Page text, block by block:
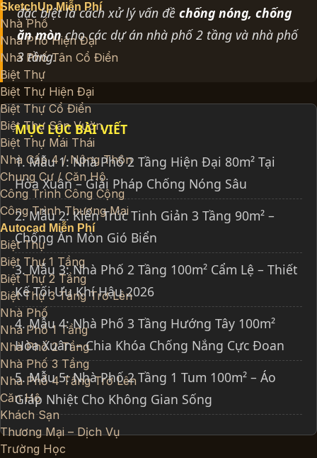
SketchUp Miễn Phí
Nhà Phố
Nhà Phố Hiện Đại
Nhà Phố Tân Cổ Điển
Biệt Thự
Biệt Thự Hiện Đại
Biệt Thự Cổ Điển
Biệt Thự Sân Vườn
Biệt Thự Mái Thái
Nhà Cấp 4 / Nông Thôn
Chung Cư / Căn Hộ
Công Trình Công Cộng
Công Trình Thương Mại
Autocad Miễn Phí
Biệt Thự
Biệt Thự 1 Tầng
Biệt Thự 2 Tầng
Biệt Thự 3 Tầng Trở Lên
Nhà Phố
Nhà Phố 1 Tầng
Nhà Phố 2 Tầng
Nhà Phố 3 Tầng
Nhà Phố 4 Tầng Trở Lên
Căn Hộ
Khách Sạn
Thương Mại – Dịch Vụ
Trường Học
đặc biệt là cách xử lý vấn đề chống nóng, chống
ăn mòncho các dự án nhà phố 2 tầng và nhà phố
3 tầng.
MỤC LỤC BÀI VIẾT
1. Mẫu 1: Nhà Phố 2 Tầng Hiện Đại 80m² Tại
Hòa Xuân – Giải Pháp Chống Nóng Sâu
2. Mẫu 2: Kiến Trúc Tinh Giản 3 Tầng 90m² –
Chống Ăn Mòn Gió Biển
3. Mẫu 3: Nhà Phố 2 Tầng 100m² Cẩm Lệ – Thiết
Kế Tối Ưu Khí Hậu 2026
4. Mẫu 4: Nhà Phố 3 Tầng Hướng Tây 100m²
Hòa Xuân – Chia Khóa Chống Nắng Cực Đoan
5. Mẫu 5: Nhà Phố 2 Tầng 1 Tum 100m² – Áo
Giáp Nhiệt Cho Không Gian Sống